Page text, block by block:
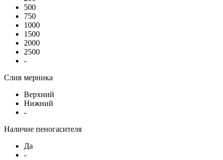
500
750
1000
1500
2000
2500
-
Слив мерника
Верхний
Нижний
-
Наличие пеногасителя
Да
-